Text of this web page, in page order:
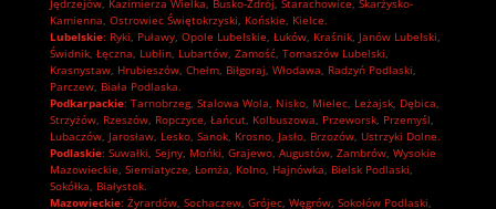
Jędrzejów, Kazimierza Wielka, Busko-Zdrój, Starachowice, Skarżysko-
Kamienna, Ostrowiec Świętokrzyski, Końskie, Kielce.
Lubelskie: Ryki, Puławy, Opole Lubelskie, Łuków, Kraśnik, Janów Lubelski,
Świdnik, Łęczna, Lublin, Lubartów, Zamość, Tomaszów Lubelski,
Krasnystaw, Hrubieszów, Chełm, Biłgoraj, Włodawa, Radzyń Podlaski,
Parczew, Biała Podlaska.
Podkarpackie: Tarnobrzeg, Stalowa Wola, Nisko, Mielec, Leżajsk, Dębica,
Strzyżów, Rzeszów, Ropczyce, Łańcut, Kolbuszowa, Przeworsk, Przemyśl,
Lubaczów, Jarosław, Lesko, Sanok, Krosno, Jasło, Brzozów, Ustrzyki Dolne.
Podlaskie: Suwałki, Sejny, Mońki, Grajewo, Augustów, Zambrów, Wysokie
Mazowieckie, Siemiatycze, Łomża, Kolno, Hajnówka, Bielsk Podlaski,
Sokółka, Białystok.
Mazowieckie: Żyrardów, Sochaczew, Grójec, Węgrów, Sokołów Podlaski,